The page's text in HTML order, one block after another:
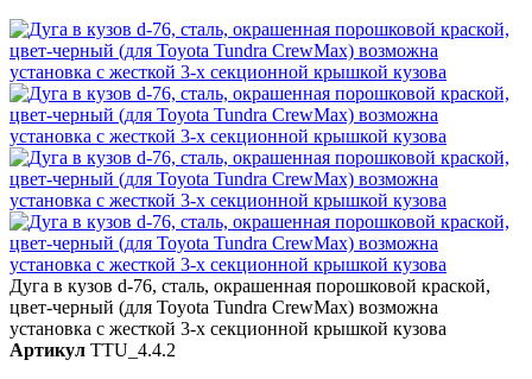
Дуга в кузов d-76, сталь, окрашенная порошковой краской,
цвет-черный (для Toyota Tundra CrewMax) возможна
установка с жесткой 3-х секционной крышкой кузова
Артикул TTU_4.4.2